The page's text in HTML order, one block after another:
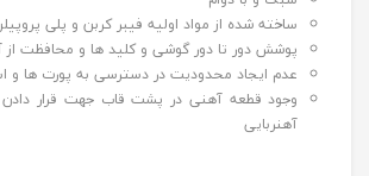
ساخته شده از مواد اولیه فیبر کربن و پلی
پوشش دور تا دور گوشی و کلید ها و محافظت از
عدم ایجاد محدودیت در دسترسی به پورت ها و
وجود قطعه آهنی در پشت قاب جهت قرار
آهنربایی